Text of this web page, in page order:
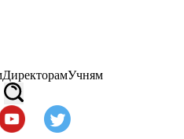
ДиректорамУчням